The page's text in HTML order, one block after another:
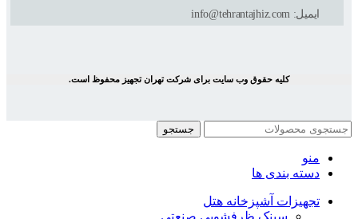
ایمیل: info@tehrantajhiz.com
کلیه حقوق وب سایت برای شرکت تهران تجهیز محفوظ است.
جستجو
منو
دسته بندی ها
تجهیزات آشپزخانه هتل